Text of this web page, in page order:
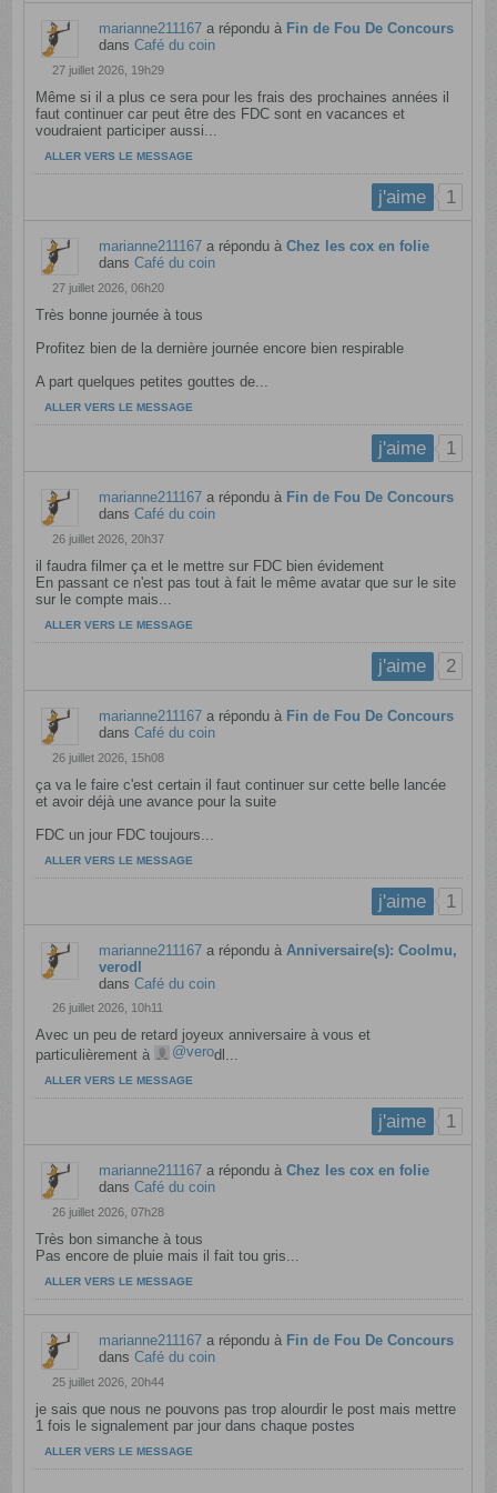
marianne211167 a répondu à Fin de Fou De Concours
dansCafé du coin
27 juillet 2026, 19h29
Même si il a plus ce sera pour les frais des prochaines années il
faut continuer car peut être des FDC sont en vacances et
voudraient participer aussi...
ALLER VERS LE MESSAGE
j'aime 1
marianne211167 a répondu àChez les cox en folie
dansCafé du coin
27 juillet 2026, 06h20
Très bonne journée à tous
Profitez bien de la dernière journée encore bien respirable
A part quelques petites gouttes de...
ALLER VERS LE MESSAGE
j'aime 1
marianne211167 a répondu à Fin de Fou De Concours
dansCafé du coin
26 juillet 2026, 20h37
il faudra filmer ça et le mettre sur FDC bien évidement
En passant ce n'est pas tout à fait le même avatar que sur le site
sur le compte mais...
ALLER VERS LE MESSAGE
j'aime 2
marianne211167 a répondu à Fin de Fou De Concours
dansCafé du coin
26 juillet 2026, 15h08
ça va le faire c'est certain il faut continuer sur cette belle lancée
et avoir déjà une avance pour la suite
FDC un jour FDC toujours...
ALLER VERS LE MESSAGE
j'aime 1
marianne211167 a répondu àAnniversaire(s): Coolmu,
verodl
dansCafé du coin
26 juillet 2026, 10h11
Avec un peu de retard joyeux anniversaire à vous et
particulièrement à
verodl...
ALLER VERS LE MESSAGE
j'aime 1
marianne211167 a répondu àChez les cox en folie
dansCafé du coin
26 juillet 2026, 07h28
Très bon simanche à tous
Pas encore de pluie mais il fait tou gris...
ALLER VERS LE MESSAGE
marianne211167 a répondu à Fin de Fou De Concours
dansCafé du coin
25 juillet 2026, 20h44
je sais que nous ne pouvons pas trop alourdir le post mais mettre
1 fois le signalement par jour dans chaque postes
ALLER VERS LE MESSAGE